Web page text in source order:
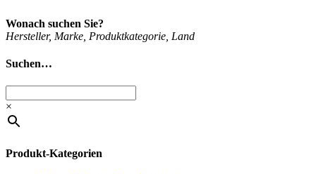
Wonach suchen Sie?
Her­stel­ler, Mar­ke, Pro­dukt­ka­te­go­rie, Land
Suchen…
×
Produkt-Kategorien